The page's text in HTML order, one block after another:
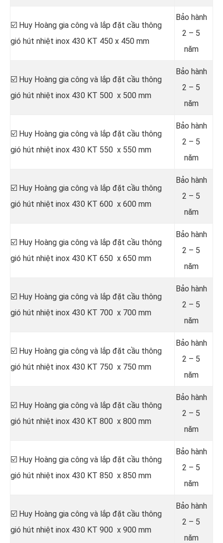
☑️ Huy Hoàng gia công và lắp đặt cầu thông
gió hút nhiệt inox 430 KT 450 x 450 mm
Bảo hành
2 – 5
năm
☑️ Huy Hoàng gia công và lắp đặt cầu thông
gió hút nhiệt inox 430 KT 500 x 500 mm
Bảo hành
2 – 5
năm
☑️ Huy Hoàng gia công và lắp đặt cầu thông
gió hút nhiệt inox 430 KT 550 x 550 mm
Bảo hành
2 – 5
năm
☑️ Huy Hoàng gia công và lắp đặt cầu thông
gió hút nhiệt inox 430 KT 600 x 600 mm
Bảo hành
2 – 5
năm
☑️ Huy Hoàng gia công và lắp đặt cầu thông
gió hút nhiệt inox 430 KT 650 x 650 mm
Bảo hành
2 – 5
năm
☑️ Huy Hoàng gia công và lắp đặt cầu thông
gió hút nhiệt inox 430 KT 700 x 700 mm
Bảo hành
2 – 5
năm
☑️ Huy Hoàng gia công và lắp đặt cầu thông
gió hút nhiệt inox 430 KT 750 x 750 mm
Bảo hành
2 – 5
năm
☑️ Huy Hoàng gia công và lắp đặt cầu thông
gió hút nhiệt inox 430 KT 800 x 800 mm
Bảo hành
2 – 5
năm
☑️ Huy Hoàng gia công và lắp đặt cầu thông
gió hút nhiệt inox 430 KT 850 x 850 mm
Bảo hành
2 – 5
năm
☑️ Huy Hoàng gia công và lắp đặt cầu thông
gió hút nhiệt inox 430 KT 900 x 900 mm
Bảo hành
2 – 5
năm